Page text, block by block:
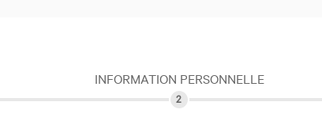
INFORMATION PERSONNELLE